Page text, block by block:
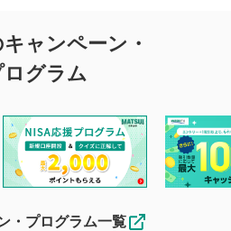
関する注意
ンツに、評価およびコメントの
下の注意事項をご理解のうえ、
としてください。
る際の参考になるコメントをお
意事項に同意されたものとみなし
ャンペーン・
ログラム
・プログラム一覧